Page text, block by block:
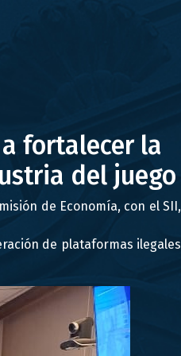
fortalecer la
del juego
de Economía, con el SII,
de plataformas ilegales